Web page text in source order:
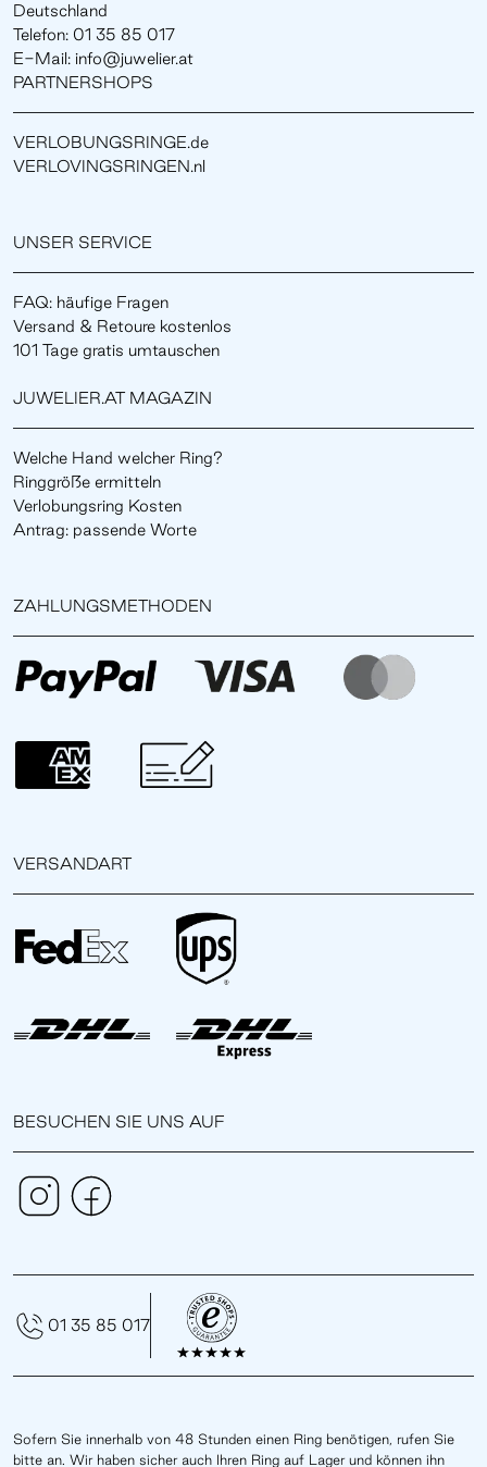
Deutschland
Telefon: 01 35 85 017
E-Mail: info@juwelier.at
PARTNERSHOPS
VERLOBUNGSRINGE.de
VERLOVINGSRINGEN.nl
UNSER SERVICE
FAQ: häufige Fragen
Versand & Retoure kostenlos
101 Tage gratis umtauschen
JUWELIER.AT MAGAZIN
Welche Hand welcher Ring?
Ringgröße ermitteln
Verlobungsring Kosten
Antrag: passende Worte
ZAHLUNGSMETHODEN
VERSANDART
BESUCHEN SIE UNS AUF
Sofern Sie innerhalb von 48 Stunden einen Ring benötigen, rufen Sie
bitte an. Wir haben sicher auch Ihren Ring auf Lager und können ihn
01 35 85 017